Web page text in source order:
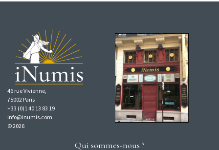
46 rue Vivienne,
75002 Paris
+33 (0)1 40 13 83 19
info@inumis.com
© 2026
Qui sommes-nous ?